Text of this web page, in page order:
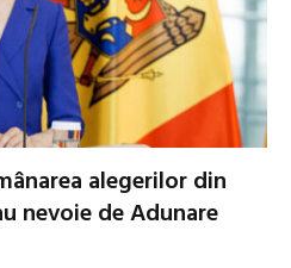
alegerilor din
nevoie de Adunare